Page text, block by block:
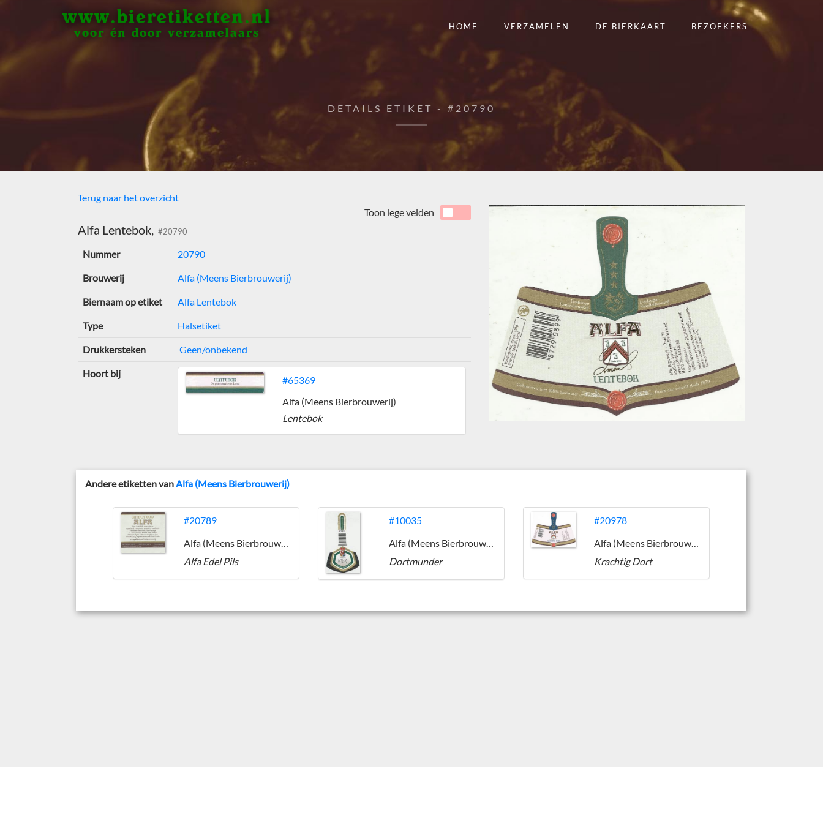
www.bieretiketten.nl
voor én door verzamelaars
HOME VERZAMELEN DE BIERKAART BEZOEKERS
DETAILS ETIKET - #20790
Terug naar het overzicht
Alfa Lentebok, #20790
Toon lege velden
Nummer 20790
Brouwerij Alfa (Meens Bierbrouwerij)
Biernaam op etiket Alfa Lentebok
Type Halsetiket
Drukkersteken Geen/onbekend
Hoort bij
#65369
Alfa (Meens Bierbrouwerij)
Lentebok
Andere etiketten vanAlfa (Meens Bierbrouwerij)
#20789
Alfa (Meens Bierbrouwerij)
Alfa Edel Pils
#10035
Alfa (Meens Bierbrouwerij)
Dortmunder
#20978
Alfa (Meens Bierbrouwerij)
Krachtig Dort